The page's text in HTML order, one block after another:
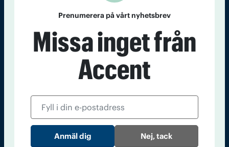
Tidningsarkiv
Läs tidigare
nummer av
Prenumerera på vårt nyhetsbrev
Missa inget från
Accent
Nej, tack